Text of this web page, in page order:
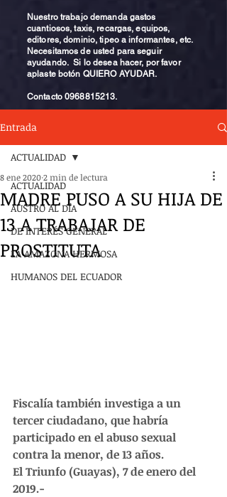
Nuestro trabajo demanda gastos
cuantiosos, taxis, recargas, equipos,
editores, dominio, tipeo a informantes, etc.
Necesitamos de usted para seguir
ayudando. Si lo desea hacer, por favor
aplaste botón QUIERO AYUDAR.
Contacto0968815213.
Entrada
ACTUALIDAD
AUSTRO AL DÍA
DE INTERÉS GENERAL
LA AMAZONA HERMOSA
HUMANOS DEL ECUADOR
ACTUALIDAD
MADRE PUSO A SU HIJA DE
13 A TRABAJAR DE
PROSTITUTA
8 ene 20202 min de lectura
Fiscalía también investiga a un
tercer ciudadano, que habría
participado en el abuso sexual
contra la menor, de 13 años.
El Triunfo (Guayas), 7 de enero del
2019.-